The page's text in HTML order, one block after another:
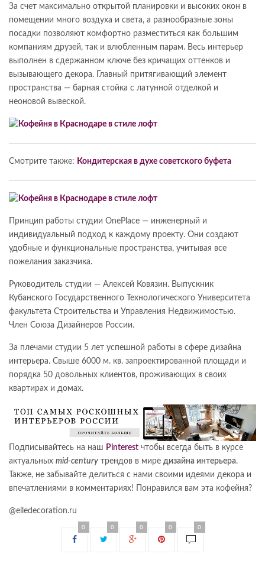
За счет максимально открытой планировки и высоких окон в
помещении много воздуха и света, а разнообразные зоны
посадки позволяют комфортно разместиться как большим
компаниям друзей, так и влюбленным парам. Весь интерьер
выполнен в сдержанном ключе без кричащих оттенков и
вызывающего декора. Главный притягивающий элемент
пространства — барная стойка с латунной отделкой и
неоновой вывеской.
Смотрите также: Кондитерская в духе советского буфета
Принцип работы студии OnePlace — инженерный и
индивидуальный подход к каждому проекту. Они создают
удобные и функциональные пространства, учитывая все
пожелания заказчика.
Руководитель студии — Алексей Ковязин. Выпускник
Кубанского Государственного Технологического Университета
факультета Строительства и Управления Недвижимостью.
Член Союза Дизайнеров России.
За плечами студии 5 лет успешной работы в сфере дизайна
интерьера. Свыше 6000 м. кв. запроектированной площади и
порядка 50 довольных клиентов, проживающих в своих
квартирах и домах.
Подписывайтесь на наш Pinterest чтобы всегда быть в курсе
актуальных mid-century трендов в мире дизайна интерьера.
Также, не забывайте делиться с нами своими идеями декора и
впечатлениями в комментариях! Понравился вам эта кофейня?
@elledecoration.ru
0 0 0 0 0